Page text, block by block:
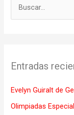
a
p
o
Entradas
Evelyn Guiralt de
Olimpiadas